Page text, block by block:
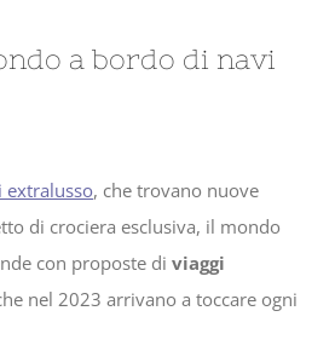
a bordo di navi
extralusso, che trovano nuove
di crociera esclusiva, il mondo
con proposte di viaggi
nel 2023 arrivano a toccare ogni